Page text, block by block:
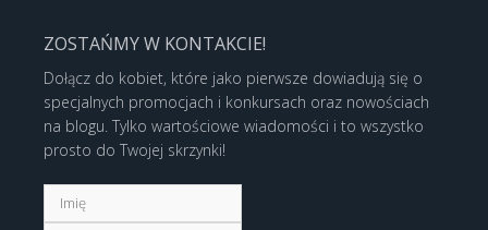
ZOSTAŃMY W KONTAKCIE!
Dołącz do kobiet, które jako pierwsze dowiadują się o
specjalnych promocjach i konkursach oraz nowościach
na blogu. Tylko wartościowe wiadomości i to wszystko
prosto do Twojej skrzynki!